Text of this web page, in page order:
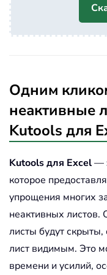
Одним
неактивные
Kutools для
Kutools для Excel—
которое
упрощения многих
неактивных листов.
листы будут скрыты,
лист видимым. Это
времени и усилий,